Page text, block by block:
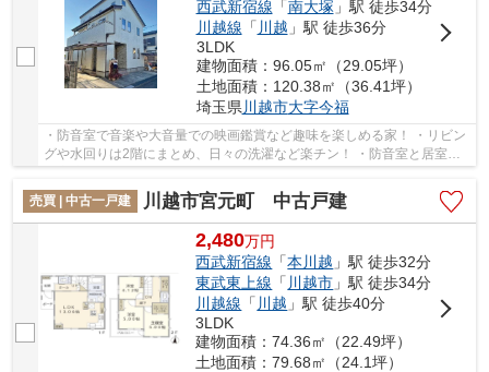
西武新宿線 「南大塚 」駅 徒歩34分
川越線 「 川越 」駅 徒歩36分
3LDK
建物面積：96.05㎡（29.05坪）
土地面積：120.38㎡（36.41坪）
埼玉県 川越市大字今福
・防音室で音楽や大音量での映画鑑賞など趣味を楽しめる家！ ・リビン
グや水回りは2階にまとめ、日々の洗濯など楽チン！ ・防音室と居室は
売買 | 中古一戸建
川越市宮元町 中古戸建
2,480万円
西武新宿線 「本川越 」駅 徒歩32分
東武東上線 「 川越市 」駅 徒歩34分
川越線 「 川越 」駅 徒歩40分
3LDK
建物面積：74.36㎡（22.49坪）
土地面積：79.68㎡（24.1坪）